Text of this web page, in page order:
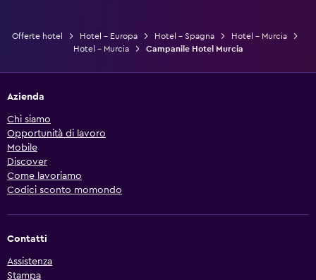
Offerte hotel Hotel - Europa Hotel - Spagna
Hotel - Murcia
Hotel - Murcia
Campanile Hotel Murcia
Azienda
Chi siamo
Opportunità di lavoro
Mobile
Discover
Come lavoriamo
Codici sconto momondo
Contatti
Assistenza
Stampa